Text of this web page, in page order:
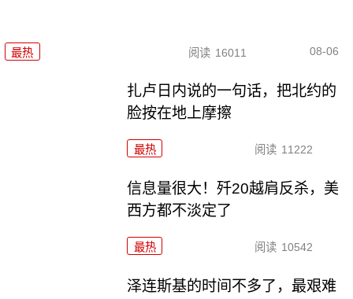
最热 阅读 16011 08-06
扎卢日内说的一句话，把北约的
脸按在地上摩擦
最热 阅读 11222
信息量很大！歼20越肩反杀，美
西方都不淡定了
最热 阅读 10542
泽连斯基的时间不多了，最艰难